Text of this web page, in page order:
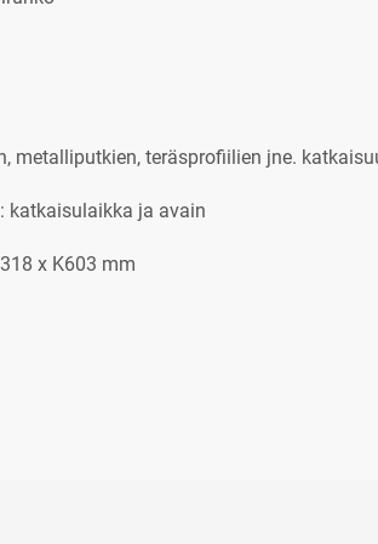
metalliputkien, teräsprofiilien jne.
katkaisulaikka ja avain
x K603 mm